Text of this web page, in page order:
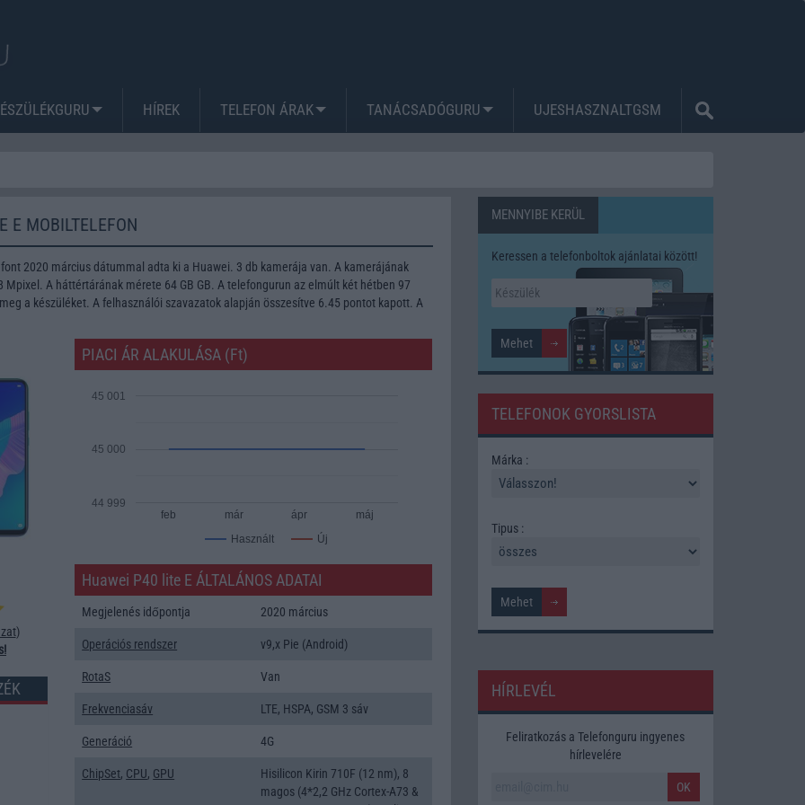
HÍREK TELEFON ÁRAK TANÁCSADÓGURU UJESHASZNALTGSM
E MOBILTELEFON
2020 március dátummal adta ki a Huawei. 3 db kamerája van. A kamerájának
A háttértárának mérete 64 GB GB. A telefongurun az elmúlt két hétben 97
a készüléket. A felhasználói szavazatok alapján összesítve 6.45 pontot kapott. A
)
PIACI ÁR ALAKULÁSA (Ft)
Használt Új
feb már ápr máj
44 999
45 000
45 001
Huawei P40 lite E ÁLTALÁNOS ADATAI
Megjelenés időpontja 2020 március
Operációs rendszer v9,x Pie (Android)
RotaS Van
Frekvenciasáv LTE, HSPA, GSM 3 sáv
Generáció 4G
ChipSet, CPU, GPU
Hisilicon Kirin 710F (12 nm), 8
magos (4*2,2 GHz Cortex-A73 &
MENNYIBE KERÜL
Keressen a telefonboltok ajánlatai között!
TELEFONOK GYORSLISTA
Márka :
Tipus :
HÍRLEVÉL
Feliratkozás a Telefonguru ingyenes
hírlevelére
OK